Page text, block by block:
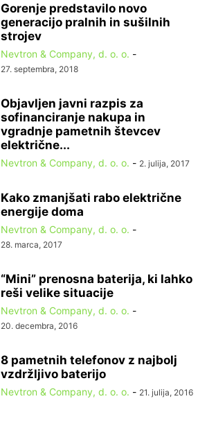
Gorenje predstavilo novo
generacijo pralnih in sušilnih
strojev
Nevtron & Company, d. o. o. -
27. septembra, 2018
Objavljen javni razpis za
sofinanciranje nakupa in
vgradnje pametnih števcev
električne...
Nevtron & Company, d. o. o. - 2. julija, 2017
Kako zmanjšati rabo električne
energije doma
Nevtron & Company, d. o. o. -
28. marca, 2017
“Mini” prenosna baterija, ki lahko
reši velike situacije
Nevtron & Company, d. o. o. -
20. decembra, 2016
8 pametnih telefonov z najbolj
vzdržljivo baterijo
Nevtron & Company, d. o. o. - 21. julija, 2016